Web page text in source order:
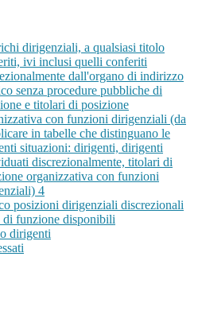
dirigenziali, a qualsiasi titolo
ivi inclusi quelli conferiti
dall'organo di indirizzo
senza procedure pubbliche di
e titolari di posizione
con funzioni dirigenziali (da
in tabelle che distinguano le
situazioni: dirigenti, dirigenti
discrezionalmente, titolari di
organizzativa con funzioni
4
posizioni dirigenziali discrezionali
di funzione disponibili
dirigenti